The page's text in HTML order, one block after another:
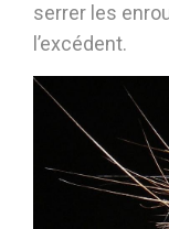
serrer les
l’excédent.